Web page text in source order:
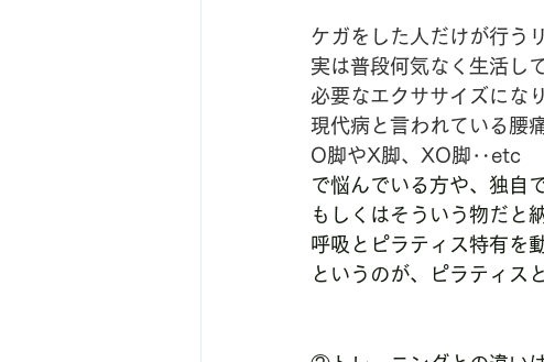
ケガをした人だけが行う
実は普段何気なく生活し
必要なエクササイズにな
現代病と言われている腰
O脚やX脚、XO脚‥etc
で悩んでいる方や、独自
もしくはそういう物だと
呼吸とピラティス特有を
というのが、ピラティス